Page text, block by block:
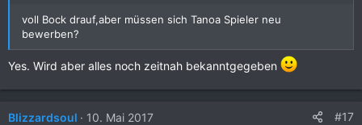
voll Bock drauf,aber müssen sich Tanoa Spieler neu
bewerben?
Yes. Wird aber alles noch zeitnah bekanntgegeben
Blizzardsoul 10. Mai 2017
#17